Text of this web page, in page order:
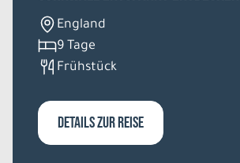
England
9 Tage
Frühstück
DETAILS ZUR REISE